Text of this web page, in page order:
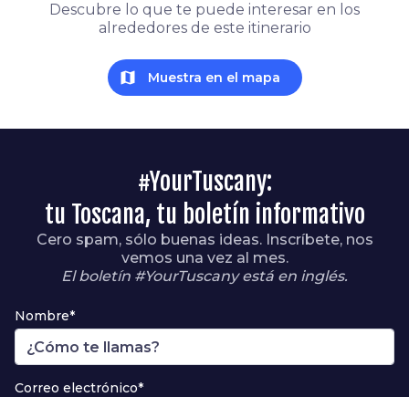
Descubre lo que te puede interesar en los
alrededores de este itinerario
map Muestra en el mapa
#YourTuscany:
tu Toscana, tu boletín informativo
Cero spam, sólo buenas ideas. Inscríbete, nos
vemos una vez al mes.
El boletín #YourTuscany está en inglés.
Nombre*
Correo electrónico*